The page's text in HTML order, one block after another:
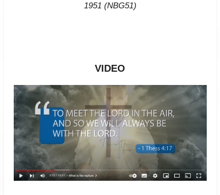
1951 (NBG51)
VIDEO